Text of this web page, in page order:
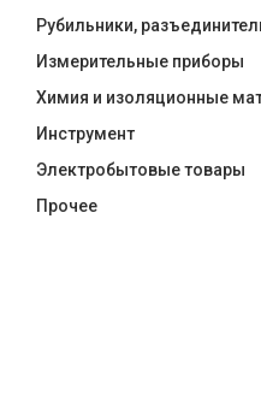
Рубильники,
Измерительные приборы
Химия и изоляционные
Инструмент
Электробытовые товары
Прочее